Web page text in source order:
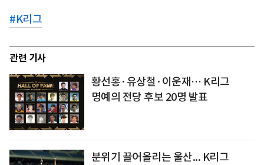
#K리그
관련 기사
황선홍·유상철·이운재… K리그
명예의 전당 후보 20명 발표
분위기 끌어올리는 울산... K리그